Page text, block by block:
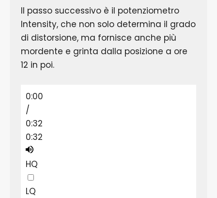
Il passo successivo è il potenziometro
Intensity, che non solo determina il grado
di distorsione, ma fornisce anche più
mordente e grinta dalla posizione a ore
12 in poi.
0:00
/
0:32
0:32
HQ
LQ